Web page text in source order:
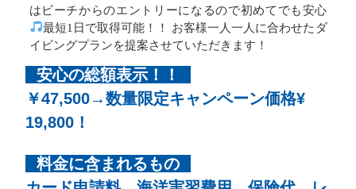
はビーチからのエントリーになるので初めてでも安心
最短1日で取得可能！！ お客様一人一人に合わせたダ
イビングプランを提案させていただきます！
安心の総額表示！！
￥47,500→数量限定キャンペーン価格¥
19,800！
料金に含まれるもの